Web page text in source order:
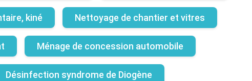
kiné Nettoyage de chantier et vitres
Ménage de concession automobile
Désinfection syndrome de Diogène